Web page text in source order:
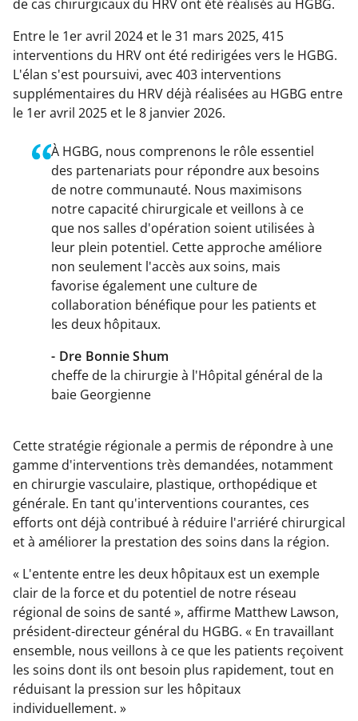
de cas chirurgicaux du HRV ont été réalisés au HGBG.
Entre le 1er avril 2024 et le 31 mars 2025, 415
interventions du HRV ont été redirigées vers le HGBG.
L'élan s'est poursuivi, avec 403 interventions
supplémentaires du HRV déjà réalisées au HGBG entre
le 1er avril 2025 et le 8 janvier 2026.
À HGBG, nous comprenons le rôle essentiel
des partenariats pour répondre aux besoins
de notre communauté. Nous maximisons
notre capacité chirurgicale et veillons à ce
que nos salles d'opération soient utilisées à
leur plein potentiel. Cette approche améliore
non seulement l'accès aux soins, mais
favorise également une culture de
collaboration bénéfique pour les patients et
les deux hôpitaux.
- Dre Bonnie Shum
cheffe de la chirurgie à l'Hôpital général de la
baie Georgienne
Cette stratégie régionale a permis de répondre à une
gamme d'interventions très demandées, notamment
en chirurgie vasculaire, plastique, orthopédique et
générale. En tant qu'interventions courantes, ces
efforts ont déjà contribué à réduire l'arriéré chirurgical
et à améliorer la prestation des soins dans la région.
« L'entente entre les deux hôpitaux est un exemple
clair de la force et du potentiel de notre réseau
régional de soins de santé », affirme Matthew Lawson,
président-directeur général du HGBG. « En travaillant
ensemble, nous veillons à ce que les patients reçoivent
les soins dont ils ont besoin plus rapidement, tout en
réduisant la pression sur les hôpitaux
individuellement. »